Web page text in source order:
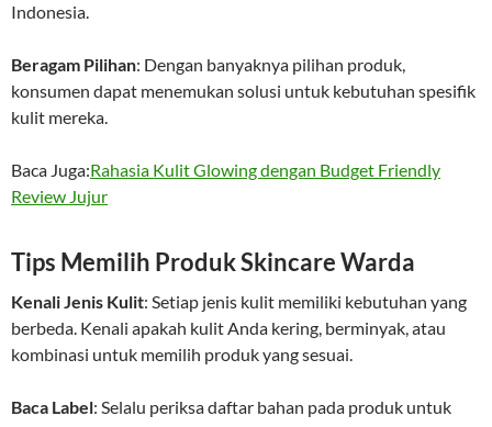
Indonesia.
Beragam Pilihan: Dengan banyaknya pilihan produk,
konsumen dapat menemukan solusi untuk kebutuhan spesifik
kulit mereka.
Baca Juga:Rahasia Kulit Glowing dengan Budget Friendly
Review Jujur
Tips Memilih Produk Skincare Warda
Kenali Jenis Kulit: Setiap jenis kulit memiliki kebutuhan yang
berbeda. Kenali apakah kulit Anda kering, berminyak, atau
kombinasi untuk memilih produk yang sesuai.
Baca Label: Selalu periksa daftar bahan pada produk untuk